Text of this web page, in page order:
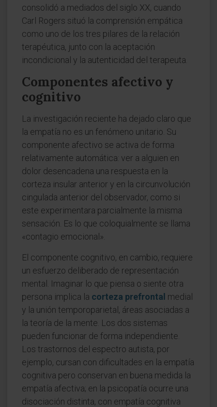
consolidó a mediados del siglo XX, cuando
Carl Rogers situó la comprensión empática
como uno de los tres pilares de la relación
terapéutica, junto con la aceptación
incondicional y la autenticidad del terapeuta.
Componentes afectivo y
cognitivo
La investigación reciente ha dejado claro que
la empatía no es un fenómeno unitario. Su
componente afectivo se activa de forma
relativamente automática: ver a alguien en
dolor desencadena una respuesta en la
corteza insular anterior y en la circunvolución
cingulada anterior del observador, como si
este experimentara parcialmente la misma
sensación. Es lo que coloquialmente se llama
«contagio emocional».
El componente cognitivo, en cambio, requiere
un esfuerzo deliberado de representación
mental. Imaginar lo que piensa o siente otra
persona implica la corteza prefrontal medial
y la unión temporoparietal, áreas asociadas a
la teoría de la mente. Los dos sistemas
pueden funcionar de forma independiente.
Los trastornos del espectro autista, por
ejemplo, cursan con dificultades en la empatía
cognitiva pero conservan en buena medida la
empatía afectiva; en la psicopatía ocurre una
disociación distinta, con empatía cognitiva